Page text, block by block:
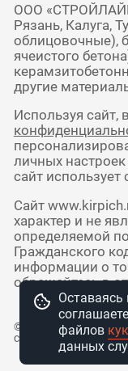
ООО
Рязань, Калуга,
облицовочные),
ячеистого
другие
Используя сайт,
личных
сайт использует
Сайт
характер и не
определяемой
Гражданского
информации о
обращайтесь в
© 2010 - 2026
стройматериалов
Оставаясь
файлов
данных